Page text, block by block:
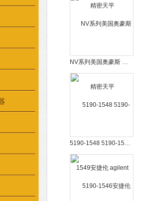
NV系列美国奥豪斯 精密天平
5190-1548 5190-1549安捷伦 agilent Luer Lok 锁定头 Luer Lok 锁定阀针头